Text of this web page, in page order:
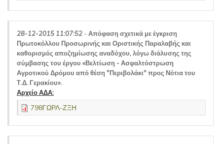
28-12-2015 11:07:52 - Απόφαση σχετικά με έγκριση
Πρωτοκόλλου Προσωρινής και Οριστικής Παραλαβής και
καθορισμός αποζημίωσης αναδόχου, λόγω διάλυσης της
σύμβασης του έργου «Βελτίωση - Ασφαλτόστρωση
Αγροτικού Δρόμου από θέση "Περιβολάκι" προς Νότια του
Τ.Δ. Γερακίου».
Αρχείο ΑΔΑ:
798ΓΩΡΛ-ΖΞΗ